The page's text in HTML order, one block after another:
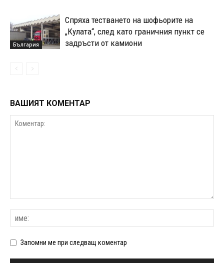
България
Спряха тестването на шофьорите на
„Кулата“, след като граничния пункт се
задръсти от камиони
ВАШИЯТ КОМЕНТАР
Запомни ме при следващ коментар